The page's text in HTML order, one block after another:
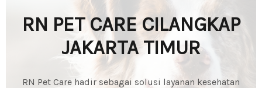
RN PET CARE CILANGKAP
JAKARTA TIMUR
RN Pet Care hadir sebagai solusi layanan kesehatan